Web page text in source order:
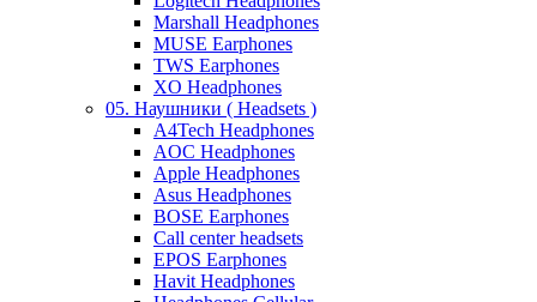
Marshall Headphones
MUSE Earphones
TWS Earphones
XO Headphones
05. Наушники ( Headsets )
A4Tech Headphones
AOC Headphones
Apple Headphones
Asus Headphones
BOSE Earphones
Call center headsets
EPOS Earphones
Havit Headphones